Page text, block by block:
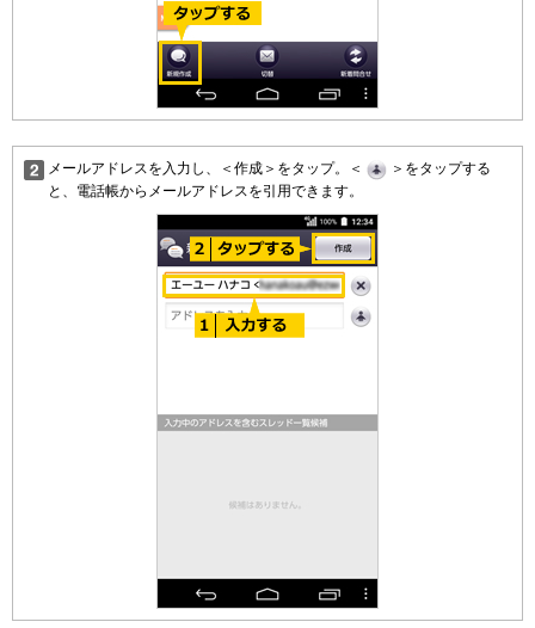
メールアドレスを入力し、＜作成＞をタップ。＜
＞をタップする
と、電話帳からメールアドレスを引用できます。